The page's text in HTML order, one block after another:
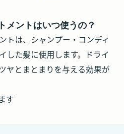
メントはいつ使うの？
トは、シャンプー・コンディ
した髪に使用します。ドライ
ヤとまとまりを与える効果が
す